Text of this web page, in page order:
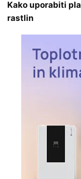
Kako uporabiti
rastlin